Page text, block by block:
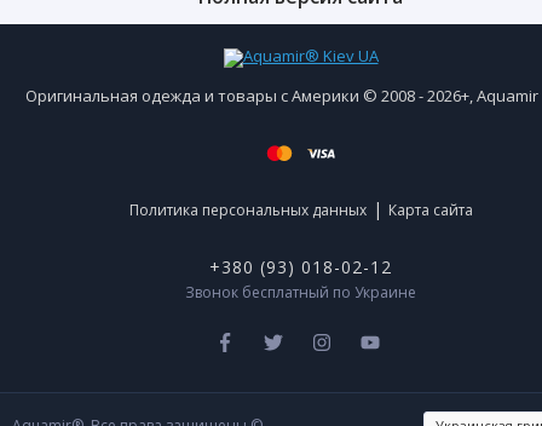
Оригинальная одежда и товары с Америки © 2008 - 2026+,
Политика персональных данных | Карта сайта
+380 (93) 018-02-12
Звонок бесплатный по Украине